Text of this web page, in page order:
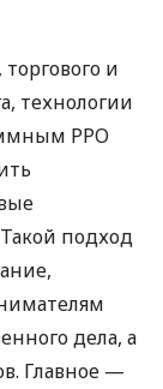
и
технологии
РРО
подход
дела, а
Главное —